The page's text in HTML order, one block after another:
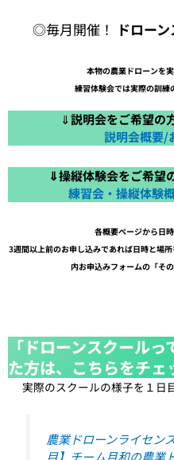
◎毎月開催！ ドロー
本物の農業ドローンを
練習体験会では実際の訓練
⇓説明会をご希望の
説明会概要/
⇓操縦体験会をご希望
練習会・操縦体験
各概要ページから日
3週間以上前のお申し込みであれば日時と場
内お申込みフォームの「そ
「ドローンスクール
た方は、こちらをチェ
実際のスクールの様子を１日
農業ドローンライセン